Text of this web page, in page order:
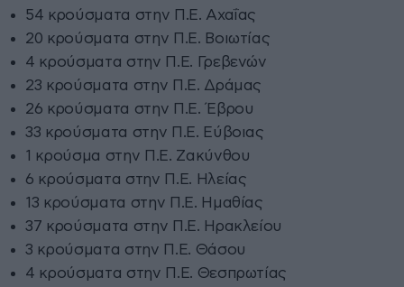
54 κρούσματα στην Π.Ε. Αχαΐας
20 κρούσματα στην Π.Ε. Βοιωτίας
4 κρούσματα στην Π.Ε. Γρεβενών
23 κρούσματα στην Π.Ε. Δράμας
26 κρούσματα στην Π.Ε. Έβρου
33 κρούσματα στην Π.Ε. Εύβοιας
1 κρούσμα στην Π.Ε. Ζακύνθου
6 κρούσματα στην Π.Ε. Ηλείας
13 κρούσματα στην Π.Ε. Ημαθίας
37 κρούσματα στην Π.Ε. Ηρακλείου
3 κρούσματα στην Π.Ε. Θάσου
4 κρούσματα στην Π.Ε. Θεσπρωτίας